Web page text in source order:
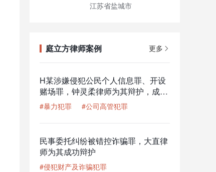
江苏省盐城市
庭立方律师案例 更多
H某涉嫌侵犯公民个人信息罪、开设
赌场罪，钟灵柔律师为其辩护，成功
减少一半刑期
#暴力犯罪 #公司高管犯罪
民事委托纠纷被错控诈骗罪，大直律
师为其成功辩护
#侵犯财产及诈骗犯罪